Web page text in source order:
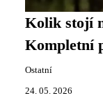
Kolik stojí
Kompletní
Ostatní
24. 05. 2026